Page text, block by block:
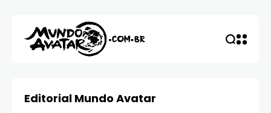
Editorial Mundo Avatar